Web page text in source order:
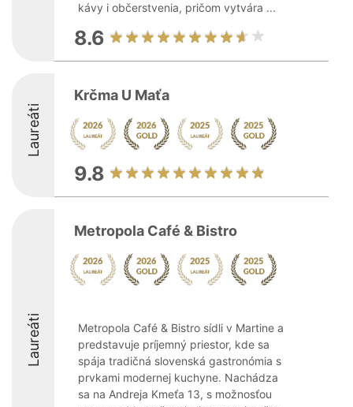
kávy i občerstvenia, pričom vytvára ...
8.6
Laureáti
Krčma U Maťa
9.8
Laureáti
Metropola Café & Bistro
Metropola Café & Bistro sídli v Martine a
predstavuje príjemný priestor, kde sa
spája tradičná slovenská gastronómia s
prvkami modernej kuchyne. Nachádza
sa na Andreja Kmeťa 13, s možnosťou